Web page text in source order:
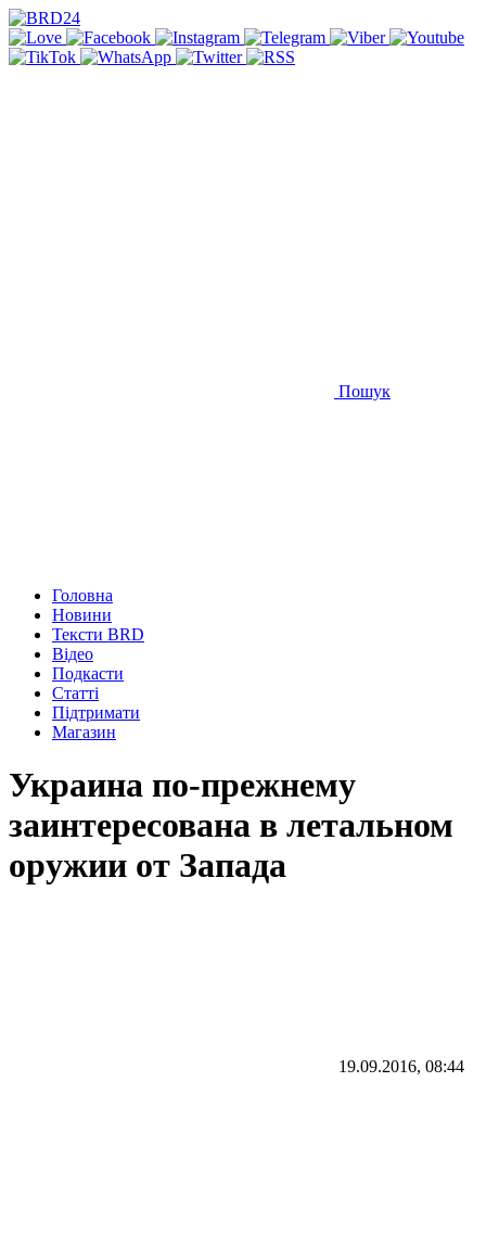
Пошук
Головна
Новини
Тексти BRD
Відео
Подкасти
Статті
Підтримати
Магазин
Украина по-прежнему
заинтересована в летальном
оружии от Запада
19.09.2016, 08:44